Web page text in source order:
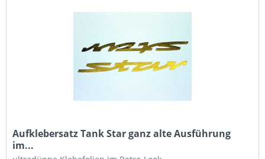
Aufklebersatz Tank Star ganz alte Ausführung
im...